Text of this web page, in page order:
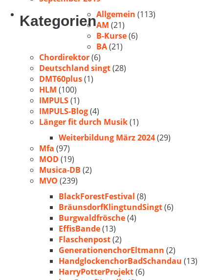
KategorienAllgemein (113)
AM (21)
B-Kurse(6)
BA(21)
Chordirektor(6)
Deutschland singt(28)
DMT60plus(1)
HLM (100)
IMPULS(1)
IMPULS-Blog(4)
Länger fit durch Musik(1)
Weiterbildung März 2024(29)
Mfa (97)
MOD (19)
Musica-DB (2)
MVO (239)
BlackForestFestival (8)
BräunsdorfKlingtundSingt(6)
Burgwaldfrösche(4)
EffisBande(13)
Flaschenpost(2)
GenerationenchorEltmann (2)
HandglockenchorBadSchandau (13)
HarryPotterProjekt(6)